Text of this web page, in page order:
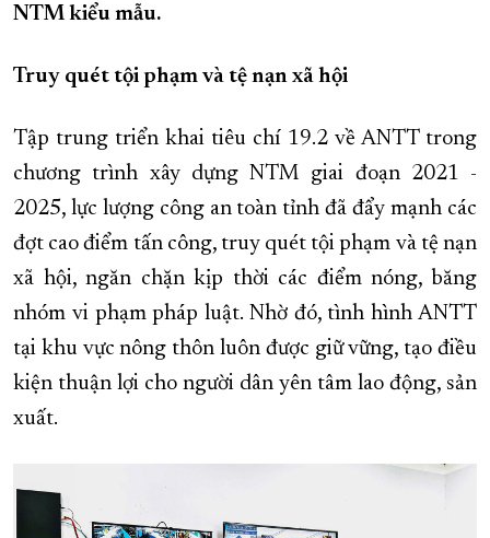
NTM kiểu mẫu.
Truy quét tội phạm và tệ nạn xã hội
Tập trung triển khai tiêu chí 19.2 về ANTT trong
chương trình xây dựng NTM giai đoạn 2021 -
2025, lực lượng công an toàn tỉnh đã đẩy mạnh các
đợt cao điểm tấn công, truy quét tội phạm và tệ nạn
xã hội, ngăn chặn kịp thời các điểm nóng, băng
nhóm vi phạm pháp luật. Nhờ đó, tình hình ANTT
tại khu vực nông thôn luôn được giữ vững, tạo điều
kiện thuận lợi cho người dân yên tâm lao động, sản
xuất.